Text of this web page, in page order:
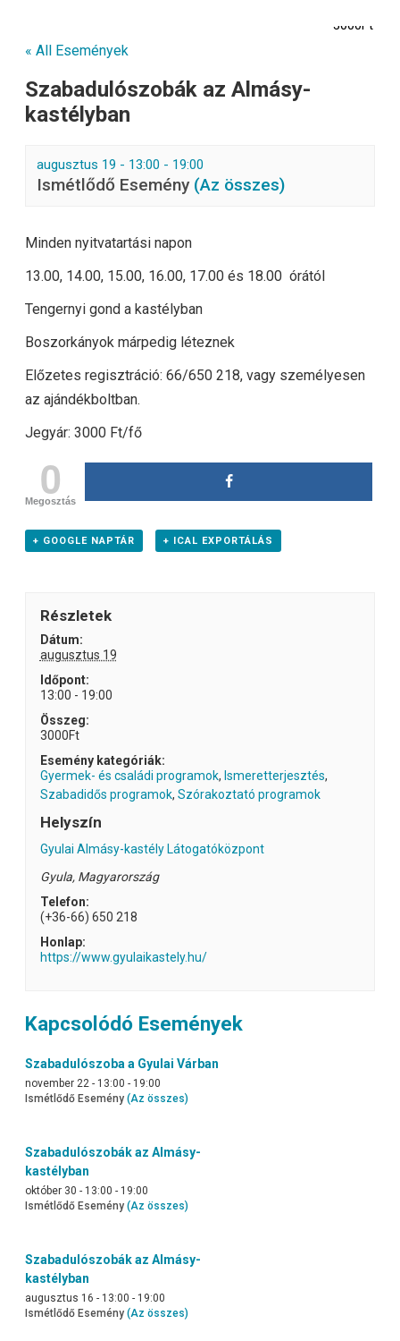
« All Események
Szabadulószobák az Almásy-
kastélyban
augusztus 19 - 13:00 - 19:00
Ismétlődő Esemény (Az összes)
3000Ft
Minden nyitvatartási napon
13.00, 14.00, 15.00, 16.00, 17.00 és 18.00 órától
Tengernyi gond a kastélyban
Boszorkányok márpedig léteznek
Előzetes regisztráció: 66/650 218, vagy személyesen
az ajándékboltban.
Jegyár: 3000 Ft/fő
0
Megosztás
+ GOOGLE NAPTÁR + ICAL EXPORTÁLÁS
Részletek
Dátum:
augusztus 19
Időpont:
13:00 - 19:00
Összeg:
3000Ft
Esemény kategóriák:
Gyermek- és családi programok, Ismeretterjesztés,
Szabadidős programok, Szórakoztató programok
Helyszín
Gyulai Almásy-kastély Látogatóközpont
Gyula, Magyarország
Telefon:
(+36-66) 650 218
Honlap:
https://www.gyulaikastely.hu/
Kapcsolódó Események
Szabadulószoba a Gyulai Várban
november 22 - 13:00 - 19:00
Ismétlődő Esemény (Az összes)
Szabadulószobák az Almásy-
kastélyban
október 30 - 13:00 - 19:00
Ismétlődő Esemény (Az összes)
Szabadulószobák az Almásy-
kastélyban
augusztus 16 - 13:00 - 19:00
Ismétlődő Esemény (Az összes)